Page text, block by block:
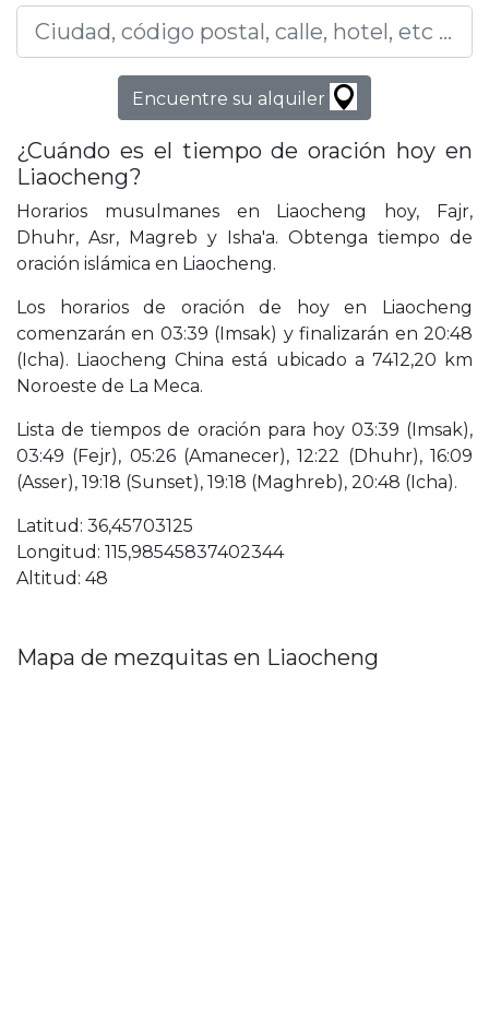
Encuentre su alquiler
¿Cuándo es el tiempo de oración hoy en
Liaocheng?
Horarios musulmanes en Liaocheng hoy, Fajr,
Dhuhr, Asr, Magreb y Isha'a. Obtenga tiempo de
oración islámica en Liaocheng.
Los horarios de oración de hoy en Liaocheng
comenzarán en 03:39 (Imsak) y finalizarán en 20:48
(Icha). Liaocheng China está ubicado a 7412,20 km
Noroeste de La Meca.
Lista de tiempos de oración para hoy 03:39 (Imsak),
03:49 (Fejr), 05:26 (Amanecer), 12:22 (Dhuhr), 16:09
(Asser), 19:18 (Sunset), 19:18 (Maghreb), 20:48 (Icha).
Latitud: 36,45703125
Longitud: 115,98545837402344
Altitud: 48
Mapa de mezquitas en Liaocheng